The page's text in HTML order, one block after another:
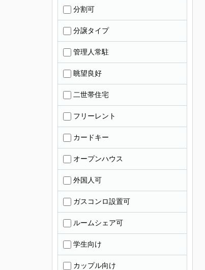
分割可
分譲タイプ
管理人常駐
眺望良好
二世帯住宅
フリーレント
カードキー
オープンハウス
外国人可
ガスコンロ設置可
ルームシェア可
学生向け
カップル向け